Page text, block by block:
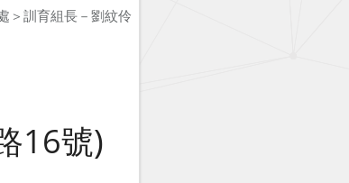
＞訓育組長－劉紋伶
16號)